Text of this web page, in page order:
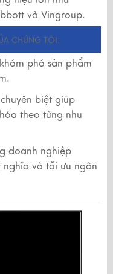
và Vingroup.
CHÚNG TÔI:
phá sản phẩm
biệt giúp
theo từng nhu
doanh nghiệp
và tối ưu ngân